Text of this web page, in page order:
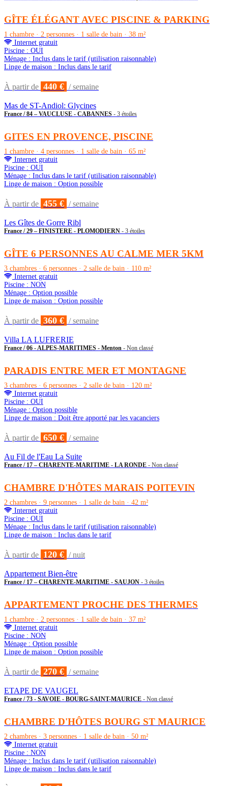
GÎTE ÉLÉGANT AVEC PISCINE & PARKING
1 chambre · 2 personnes · 1 salle de bain · 38 m²
Internet gratuit
Piscine : OUI
Ménage : Inclus dans le tarif (utilisation raisonnable)
Linge de maison : Inclus dans le tarif
À partir de 440 € / semaine
Mas de ST-Andiol: Glycines
France / 84 – VAUCLUSE - CABANNES - 3 étoiles
GITES EN PROVENCE, PISCINE
1 chambre · 4 personnes · 1 salle de bain · 65 m²
Internet gratuit
Piscine : OUI
Ménage : Inclus dans le tarif (utilisation raisonnable)
Linge de maison : Option possible
À partir de 455 € / semaine
Les Gîtes de Gorre Ribl
France / 29 – FINISTERE - PLOMODIERN - 3 étoiles
GÎTE 6 PERSONNES AU CALME MER 5KM
3 chambres · 6 personnes · 2 salle de bain · 110 m²
Internet gratuit
Piscine : NON
Ménage : Option possible
Linge de maison : Option possible
À partir de 360 € / semaine
Villa LA LUFRERIE
France / 06 - ALPES-MARITIMES - Menton - Non classé
PARADIS ENTRE MER ET MONTAGNE
3 chambres · 6 personnes · 2 salle de bain · 120 m²
Internet gratuit
Piscine : OUI
Ménage : Option possible
Linge de maison : Doit être apporté par les vacanciers
À partir de 650 € / semaine
Au Fil de l'Eau La Suite
France / 17 – CHARENTE-MARITIME - LA RONDE - Non classé
CHAMBRE D'HÔTES MARAIS POITEVIN
2 chambres · 9 personnes · 1 salle de bain · 42 m²
Internet gratuit
Piscine : OUI
Ménage : Inclus dans le tarif (utilisation raisonnable)
Linge de maison : Inclus dans le tarif
À partir de 120 € / nuit
Appartement Bien-être
France / 17 – CHARENTE-MARITIME - SAUJON - 3 étoiles
APPARTEMENT PROCHE DES THERMES
1 chambre · 2 personnes · 1 salle de bain · 37 m²
Internet gratuit
Piscine : NON
Ménage : Option possible
Linge de maison : Option possible
À partir de 270 € / semaine
ETAPE DE VAUGEL
France / 73 - SAVOIE - BOURG-SAINT-MAURICE - Non classé
CHAMBRE D'HÔTES BOURG ST MAURICE
2 chambres · 3 personnes · 1 salle de bain · 50 m²
Internet gratuit
Piscine : NON
Ménage : Inclus dans le tarif (utilisation raisonnable)
Linge de maison : Inclus dans le tarif